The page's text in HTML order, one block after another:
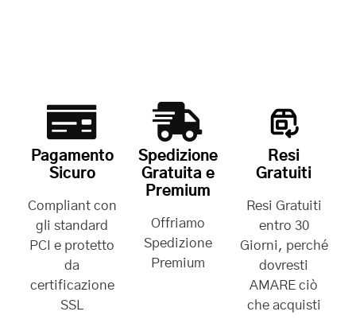
Pagamento
Sicuro
Compliant con
gli standard
PCI e protetto
da
certificazione
SSL
Spedizione
Gratuita e
Premium
Offriamo
Spedizione
Premium
Resi
Gratuiti
Resi Gratuiti
entro 30
Giorni, perché
dovresti
AMARE ciò
che acquisti